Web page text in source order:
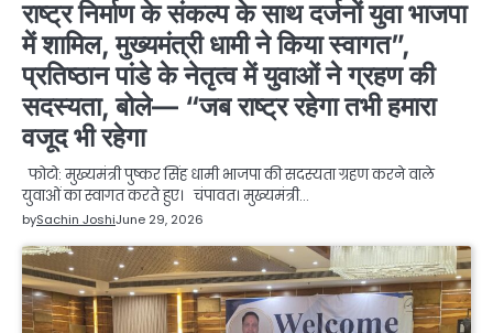
राष्ट्र निर्माण के संकल्प के साथ दर्जनों युवा भाजपा
में शामिल, मुख्यमंत्री धामी ने किया स्वागत”,
प्रतिष्ठान पांडे के नेतृत्व में युवाओं ने ग्रहण की
सदस्यता, बोले— “जब राष्ट्र रहेगा तभी हमारा
वजूद भी रहेगा
फोटो: मुख्यमंत्री पुष्कर सिंह धामी भाजपा की सदस्यता ग्रहण करने वाले
युवाओं का स्वागत करते हुए। चंपावत। मुख्यमंत्री…
bySachin JoshiJune 29, 2026